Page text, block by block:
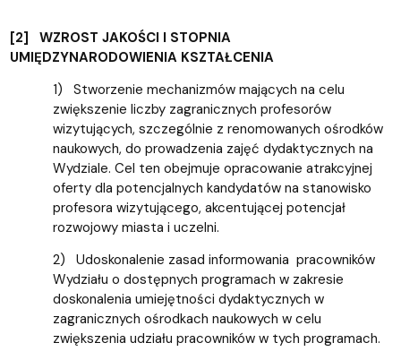
[2] WZROST JAKOŚCI I STOPNIA
UMIĘDZYNARODOWIENIA KSZTAŁCENIA
1) Stworzenie mechanizmów mających na celu
zwiększenie liczby zagranicznych profesorów
wizytujących, szczególnie z renomowanych ośrodków
naukowych, do prowadzenia zajęć dydaktycznych na
Wydziale. Cel ten obejmuje opracowanie atrakcyjnej
oferty dla potencjalnych kandydatów na stanowisko
profesora wizytującego, akcentującej potencjał
rozwojowy miasta i uczelni.
2) Udoskonalenie zasad informowania pracowników
Wydziału o dostępnych programach w zakresie
doskonalenia umiejętności dydaktycznych w
zagranicznych ośrodkach naukowych w celu
zwiększenia udziału pracowników w tych programach.